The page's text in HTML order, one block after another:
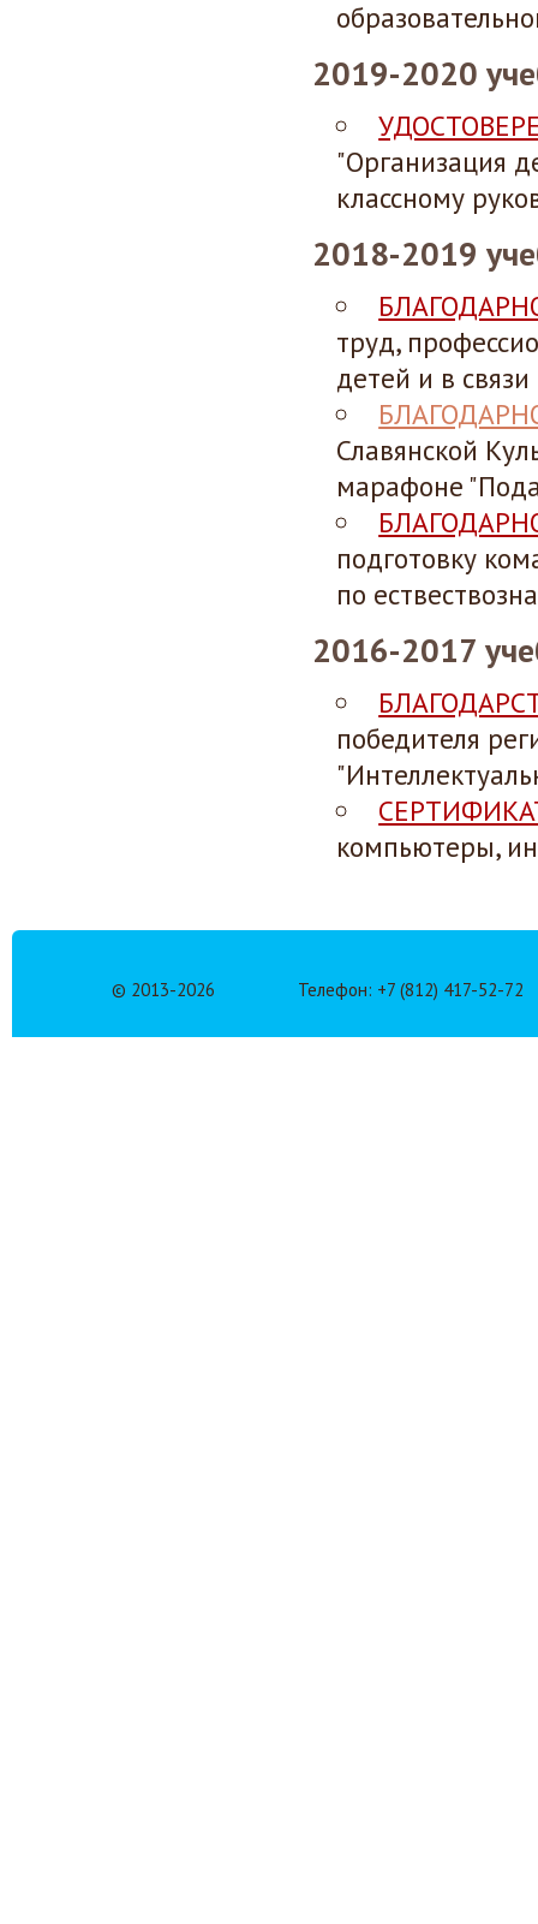
2019-2020
"Организация
классному
2018-2019
труд,
детей и в
Славянской
марафоне
подготовку
по
2016-2017
победителя
компьютеры,
© 2013-2026 Телефон: +7 (812) 417-52-72